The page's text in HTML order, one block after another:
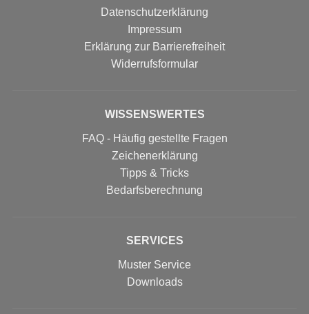
Datenschutzerklärung
Impressum
Erklärung zur Barrierefreiheit
Widerrufs­formular
WISSENSWERTES
FAQ - Häufig gestellte Fragen
Zeichenerklärung
Tipps & Tricks
Bedarfsberechnung
SERVICES
Muster Service
Downloads